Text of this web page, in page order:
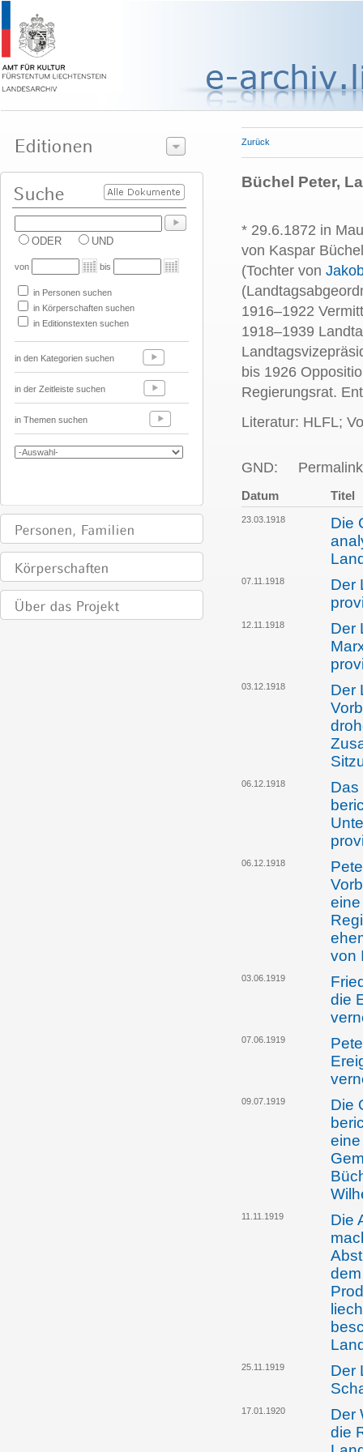
ODER UND
von bis
in Personen suchen
in Körperschaften suchen
in Editionstexten suchen
in den Kategorien suchen
in der Zeitleiste suchen
in Themen suchen
Zurück
Büchel Peter,
* 29.6.1872 in
von Kaspar
(Tochter von
1916–1922
1918–1939
bis 1926
Regierungsrat.
Literatur: HLFL;
GND:
Datum Titel
23.03.1918
Die
07.11.1918
Der
12.11.1918
Der
03.12.1918
Der
06.12.1918
Das
06.12.1918
von
03.06.1919
die
07.06.1919
09.07.1919
Die
11.11.1919
Die
25.11.1919
Der
17.01.1920
Der
die